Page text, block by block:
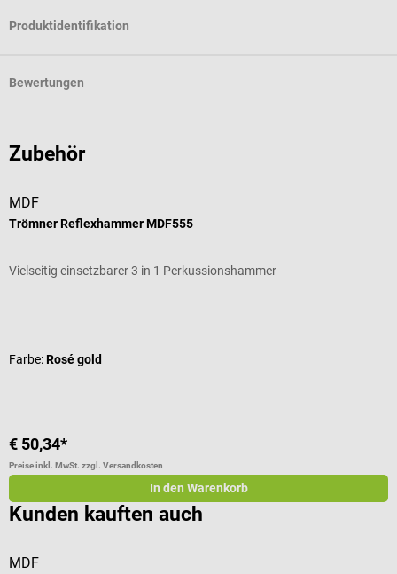
Produktidentifikation
Bewertungen
Zubehör
MDF
Trömner Reflexhammer MDF555
Vielseitig einsetzbarer 3 in 1 Perkussionshammer
Farbe:Rosé gold
€ 50,34*
Preise inkl. MwSt. zzgl. Versandkosten
In den Warenkorb
Kunden kauften auch
MDF